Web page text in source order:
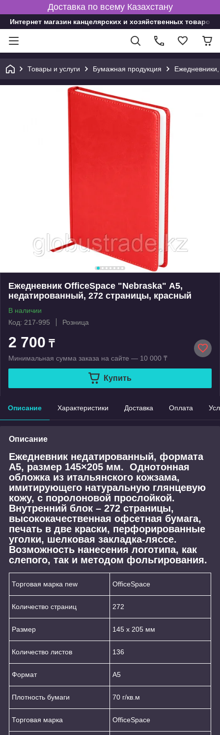
Доставка по всему Казахстану
Интернет магазин канцелярских и хозяйственных товаров
Товары и услуги Бумажная продукция
Ежедневник OfficeSpace "Nebraska" А5,
недатированный, 272 страницы, красный
В наличии
Код: 217-995
Розница
2 700 ₸
Минимальная сумма заказа на сайте — 10 000 ₸
Купить
Описание Характеристики Доставка Оплата
Описание
Ежедневник недатированный, формата
А5, размер 145×205 мм. Однотонная
обложка из итальянского кожзама,
имитирующего натуральную глянцевую
кожу, с поролоновой прослойкой.
Внутренний блок – 272 страницы,
высококачественная офсетная бумага,
печать в две краски, перфорированные
уголки, шелковая закладка-ляссе.
Возможность нанесения логотипа, как
слепого, так и методом фольгирования.
Торговая марка new OfficeSpace
Количество страниц 272
Размер 145 х 205 мм
Количество листов 136
Формат А5
Плотность бумаги 70 г/кв.м
Торговая марка OfficeSpace